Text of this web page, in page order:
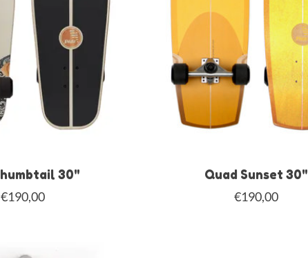
30"
€190,00
Quad Sunset 30"
€190,00